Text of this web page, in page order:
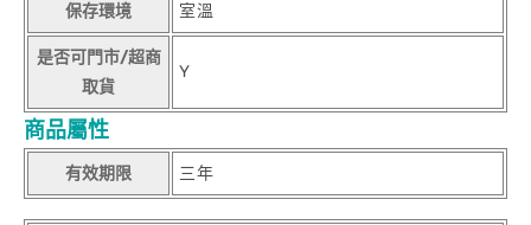
保存環境 室溫
是否可門市/超商
取貨
Y
商品屬性
有效期限 三年